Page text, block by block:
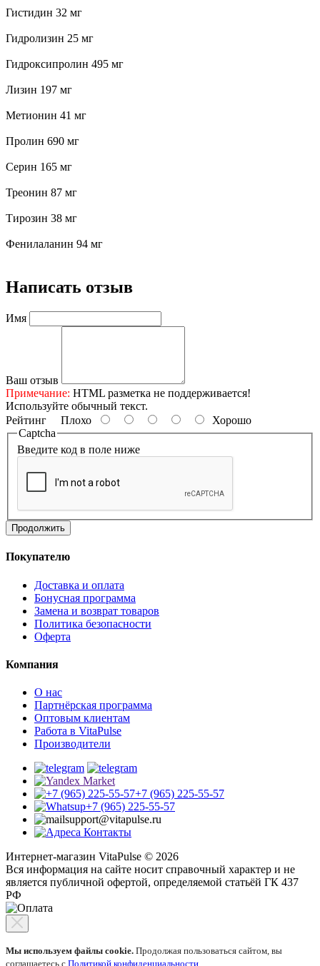
Гистидин 32 мг
Гидролизин 25 мг
Гидроксипролин 495 мг
Лизин 197 мг
Метионин 41 мг
Пролин 690 мг
Серин 165 мг
Треонин 87 мг
Тирозин 38 мг
Фенилаланин 94 мг
Написать отзыв
Имя
Ваш отзыв
Примечание: HTML разметка не поддерживается!
Используйте обычный текст.
Рейтинг Плохо
Хорошо
Captcha
Введите код в поле ниже
Продолжить
Покупателю
Доставка и оплата
Бонусная программа
Замена и возврат товаров
Политика безопасности
Оферта
Компания
О нас
Партнёрская программа
Оптовым клиентам
Работа в VitaPulse
Производители
+7 (965) 225-55-57
+7 (965) 225-55-57
support@vitapulse.ru
Контакты
Интернет-магазин VitaPulse © 2026
Вся информация на сайте носит справочный характер и не
является публичной офертой, определяемой статьёй ГК 437
РФ
Мы используем файлы cookie. Продолжая пользоваться сайтом, вы
соглашаетесь с Политикой конфиденциальности